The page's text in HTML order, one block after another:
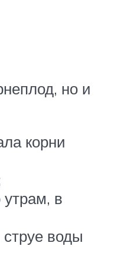
но и
корни
в
воды